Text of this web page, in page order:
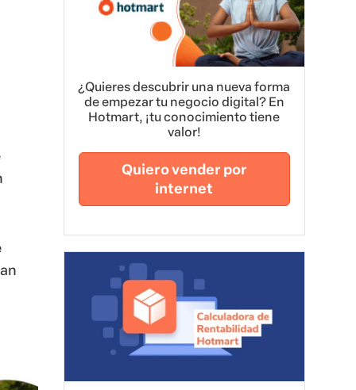
¿Quieres descubrir una nueva forma
de empezar tu negocio digital? En
Hotmart, ¡tu conocimiento tiene
valor!
Quiero vender por
internet